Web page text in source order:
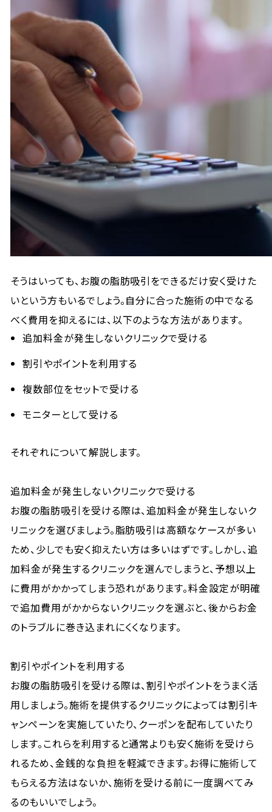
そうはいっても、お腹の脂肪吸引をできるだけ安く受けた
いという方もいるでしょう。自分に合った施術の中でなる
べく費用を抑えるには、以下のような方法があります。
追加料金が発生しないクリニックで受ける
割引やポイントを利用する
複数部位をセットで受ける
モニターとして受ける
それぞれについて解説します。
追加料金が発生しないクリニックで受ける
お腹の脂肪吸引を受ける際は、追加料金が発生しないク
リニックを選びましょう。脂肪吸引は高額なケースが多い
ため、少しでも安く抑えたい方は多いはずです。しかし、追
加料金が発生するクリニックを選んでしまうと、予想以上
に費用がかかってしまう恐れがあります。料金設定が明確
で追加費用がかからないクリニックを選ぶと、後からお金
のトラブルに巻き込まれにくくなります。
割引やポイントを利用する
お腹の脂肪吸引を受ける際は、割引やポイントをうまく活
用しましょう。施術を提供するクリニックによっては割引キ
ャンペーンを実施していたり、クーポンを配布していたり
します。これらを利用すると通常よりも安く施術を受けら
れるため、金銭的な負担を軽減できます。お得に施術して
もらえる方法はないか、施術を受ける前に一度調べてみ
るのもいいでしょう。